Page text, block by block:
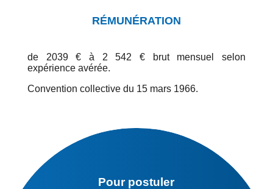
RÉMUNÉRATION
de 2039 € à 2 542 € brut mensuel selon
expérience avérée.
Convention collective du 15 mars 1966.
Pour postuler